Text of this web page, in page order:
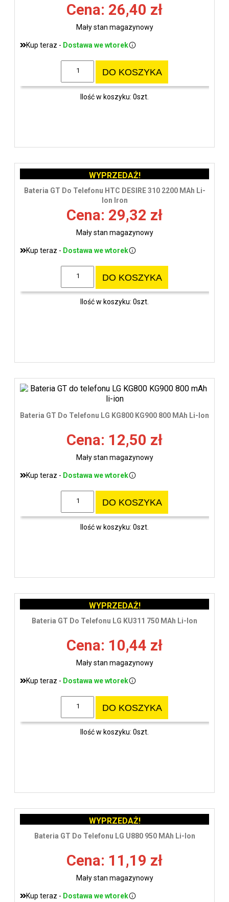
Cena: 26,40 zł
Mały stan magazynowy
Kup teraz - Dostawa we wtorek
DO KOSZYKA
Ilość w koszyku: 0szt.
Bateria GT Do Telefonu HTC DESIRE 310 2200 MAh Li-
Ion Iron
Cena: 29,32 zł
Mały stan magazynowy
Kup teraz - Dostawa we wtorek
DO KOSZYKA
Ilość w koszyku: 0szt.
WYPRZEDAŻ!
Bateria GT Do Telefonu LG KG800 KG900 800 MAh Li-Ion
Cena: 12,50 zł
Mały stan magazynowy
Kup teraz - Dostawa we wtorek
DO KOSZYKA
Ilość w koszyku: 0szt.
Bateria GT Do Telefonu LG KU311 750 MAh Li-Ion
Cena: 10,44 zł
Mały stan magazynowy
Kup teraz - Dostawa we wtorek
DO KOSZYKA
Ilość w koszyku: 0szt.
WYPRZEDAŻ!
Bateria GT Do Telefonu LG U880 950 MAh Li-Ion
Cena: 11,19 zł
Mały stan magazynowy
Kup teraz - Dostawa we wtorek
WYPRZEDAŻ!